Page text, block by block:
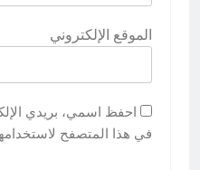
الموقع الإلكتروني
احفظ اسمي، بريدي
في هذا المتصفح